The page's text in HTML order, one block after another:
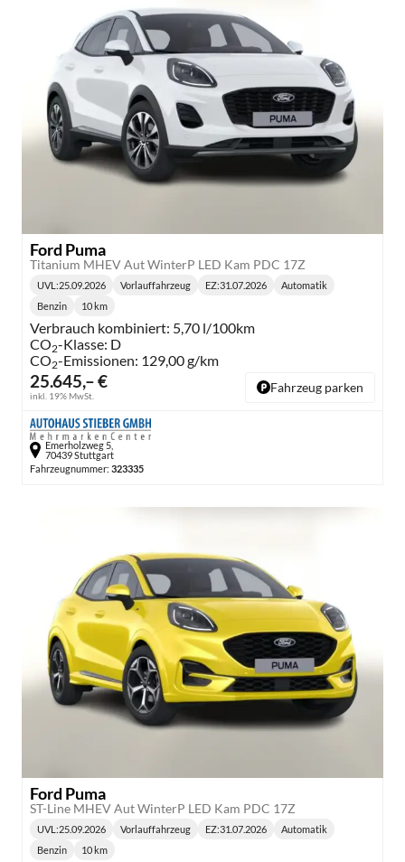
Ford Puma
Titanium MHEV Aut WinterP LED Kam PDC 17Z
25.645,– €
inkl. 19% MwSt.
Lieferzeit:
UVL :25.09.2026 Vorlauffahrzeug EZ:31.07.2026
Getriebe:
Automatik
Kraftstoff:
Benzin
Kilometerstand:
10 km
Verbrauch kombiniert: 5,70 l/100km
CO2-Klasse: D
CO2-Emissionen: 129,00 g/km
Fahrzeug parken
Emerholzweg 5,
70439 Stuttgart
Fahrzeugnummer: 323335
Ford Puma
ST-Line MHEV Aut WinterP LED Kam PDC 17Z
UVL :25.09.2026 Vorlauffahrzeug EZ:31.07.2026 Automatik
Benzin 10 km